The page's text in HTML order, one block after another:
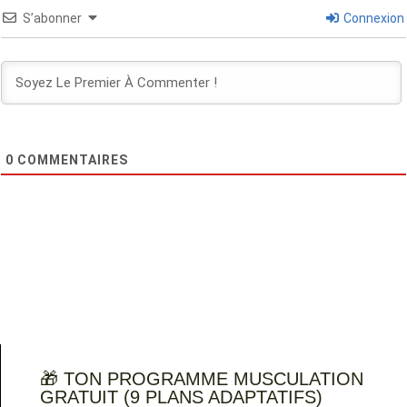
S’abonner Connexion
0 COMMENTAIRES
🎁 TON PROGRAMME MUSCULATION
GRATUIT (9 PLANS ADAPTATIFS)